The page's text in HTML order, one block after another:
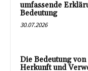
umfassende
Bedeutung
30.07.2026
Die Bedeutung von
Herkunft und